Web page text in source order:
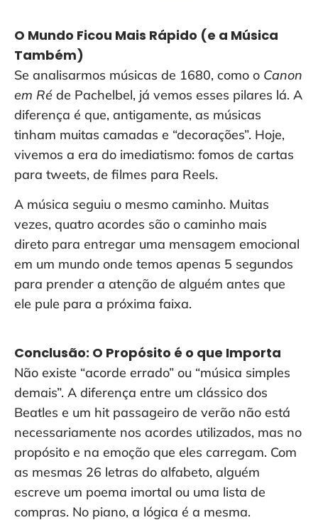
O Mundo Ficou Mais Rápido (e a Música
Também)
Se analisarmos músicas de 1680, como o Canon
em Ré de Pachelbel, já vemos esses pilares lá. A
diferença é que, antigamente, as músicas
tinham muitas camadas e “decorações”. Hoje,
vivemos a era do imediatismo: fomos de cartas
para tweets, de filmes para Reels.
A música seguiu o mesmo caminho. Muitas
vezes, quatro acordes são o caminho mais
direto para entregar uma mensagem emocional
em um mundo onde temos apenas 5 segundos
para prender a atenção de alguém antes que
ele pule para a próxima faixa.
Conclusão: O Propósito é o que Importa
Não existe “acorde errado” ou “música simples
demais”. A diferença entre um clássico dos
Beatles e um hit passageiro de verão não está
necessariamente nos acordes utilizados, mas no
propósito e na emoção que eles carregam. Com
as mesmas 26 letras do alfabeto, alguém
escreve um poema imortal ou uma lista de
compras. No piano, a lógica é a mesma.